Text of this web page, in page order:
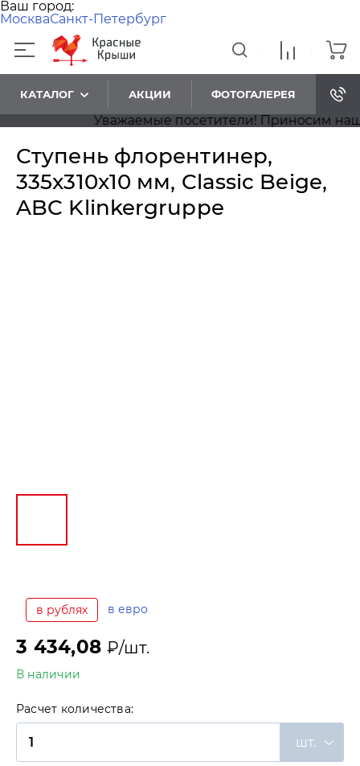
Ваш город:
МоскваСанкт-Петербург
КАТАЛОГ АКЦИИ ФОТОГАЛЕРЕЯ
Уважаемые посетители! Приносим наши
Ступень флорентинер,
335x310x10 мм, Classic Beige,
ABC Klinkergruppe
в рублях в евро
3 434,08₽/шт.
В наличии
Расчет количества:
шт.